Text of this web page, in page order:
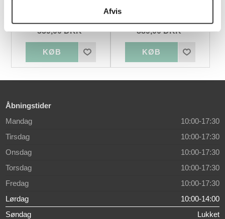
Afvis
559,00 DKK
Sienna Shades Plaid
889,00 DKK
Åbningstider
Mandag
10:00-17:30
Tirsdag
10:00-17:30
Onsdag
10:00-17:30
Torsdag
10:00-17:30
Fredag
10:00-17:30
Lørdag
10:00-14:00
Søndag
Lukket